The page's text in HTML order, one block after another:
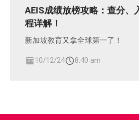
AEIS成绩放榜攻略：查分、
程详解！
新加坡教育又拿全球第一了！
10/12/24 8:40 am